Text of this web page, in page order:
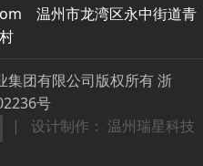
温州市龙湾区永中街道青
团有限公司版权所有 浙
号
| 设计制作： 温州瑞星科技